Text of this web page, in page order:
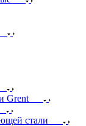
Grent
стали